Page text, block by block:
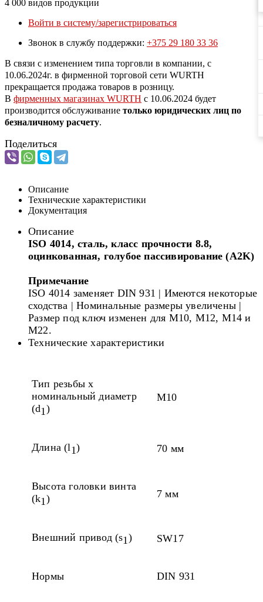
4 000 видов продукции
Войти в систему/зарегистрироваться
Звонок в службу поддержки: +375 29 180 33 36
В связи с изменением типа торговли в компании, с
10.06.2024г. в фирменной торговой сети WURTH
прекращается продажа товаров в розницу.
В фирменных магазинах WURTH c 10.06.2024 будет
производится обслуживание только юридических лиц по
безналичному расчету.
Поделиться
Описание
Технические характеристики
Документация
Описание
ISO 4014, сталь, класс прочности 8.8,
оцинкованная, голубое пассивирование (A2K)
Примечание
ISO 4014 заменяет DIN 931 | Имеются некоторые
сходства | Номинальные размеры увеличены |
Размер под ключ изменен для M10, M12, M14 и
M22.
Технические характеристики
Тип резьбы x
номинальный диаметр
(d1 )
M10
Длина (l1) 70 мм
Высота головки винта
(k1 ) 7 мм
Внешний привод (s1 ) SW17
Нормы DIN 931